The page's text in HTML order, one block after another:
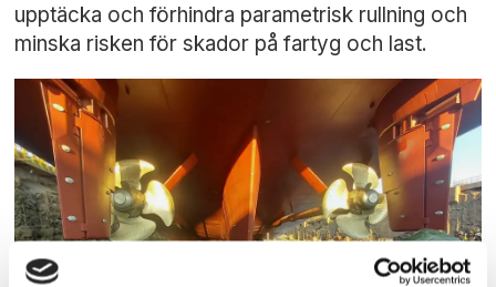
upptäcka och förhindra parametrisk rullning och
minska risken för skador på fartyg och last.